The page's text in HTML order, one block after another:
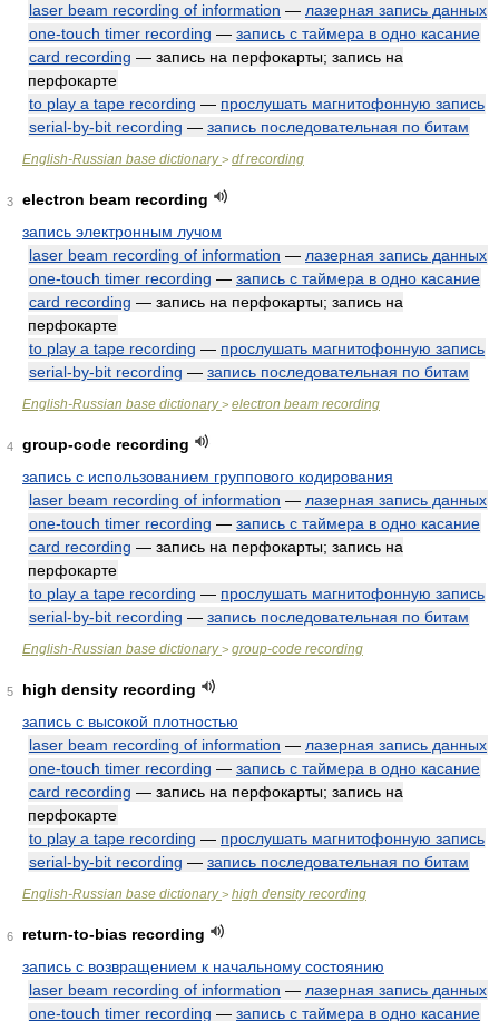
laser beam recording of information — лазерная запись данных
one-touch timer recording — запись с таймера в одно касание
card recording — запись на перфокарты; запись на
перфокарте
to play a tape recording — прослушать магнитофонную запись
serial-by-bit recording — запись последовательная по битам
English-Russian base dictionary> df recording
3
electron beam recording
запись электронным лучом
laser beam recording of information — лазерная запись данных
one-touch timer recording — запись с таймера в одно касание
card recording — запись на перфокарты; запись на
перфокарте
to play a tape recording — прослушать магнитофонную запись
serial-by-bit recording — запись последовательная по битам
English-Russian base dictionary> electron beam recording
4
group-code recording
запись с использованием группового кодирования
laser beam recording of information — лазерная запись данных
one-touch timer recording — запись с таймера в одно касание
card recording — запись на перфокарты; запись на
перфокарте
to play a tape recording — прослушать магнитофонную запись
serial-by-bit recording — запись последовательная по битам
English-Russian base dictionary> group-code recording
5
high density recording
запись с высокой плотностью
laser beam recording of information — лазерная запись данных
one-touch timer recording — запись с таймера в одно касание
card recording — запись на перфокарты; запись на
перфокарте
to play a tape recording — прослушать магнитофонную запись
serial-by-bit recording — запись последовательная по битам
English-Russian base dictionary> high density recording
6
return-to-bias recording
запись с возвращением к начальному состоянию
laser beam recording of information — лазерная запись данных
one-touch timer recording — запись с таймера в одно касание